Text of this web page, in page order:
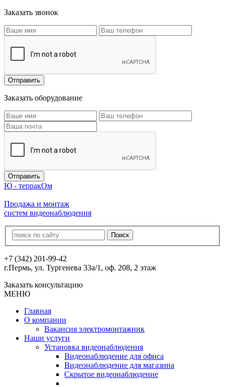
Заказать звонок
Заказать оборудование
Ю - терракОм
Продажа и монтаж
систем видеонаблюдения
+7 (342) 201-99-42
г.Пермь, ул. Тургенева 33а/1, оф. 208, 2 этаж
Заказать консультацию
МЕНЮ
Главная
О компании
Вакансия электромонтажник
Наши услуги
Установка видеонаблюдения
Видеонаблюдение для офиса
Видеонаблюдение для магазина
Скрытое видеонаблюдение